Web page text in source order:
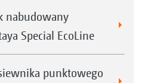
nabudowany
Special EcoLine
punktowego